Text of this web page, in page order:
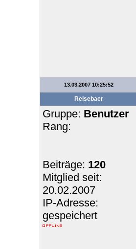
13.03.2007 10:25:52
Reisebaer
Gruppe: Benutzer
Rang:
Beiträge: 120
Mitglied seit:
20.02.2007
IP-Adresse:
gespeichert